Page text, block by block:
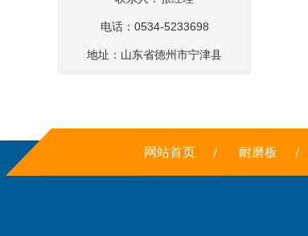
电话：0534-5233698
地址：山东省德州市宁津县
网站首页 耐磨板